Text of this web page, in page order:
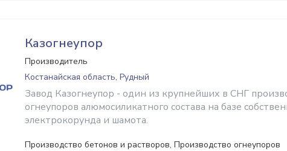
Казогнеупор
Производитель
Костанайская область, Рудный
Завод Казогнеупор - один из крупнейших в СНГ
огнеупоров алюмосиликатного состава на базе
электрокорунда и шамота.
Производство бетонов и растворов, Производство огнеупоров